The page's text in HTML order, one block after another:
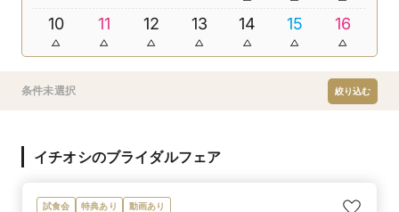
10 11 12 13 14 15 16
条件未選択 絞り込む
イチオシのブライダルフェア
試食会 特典あり 動画あり